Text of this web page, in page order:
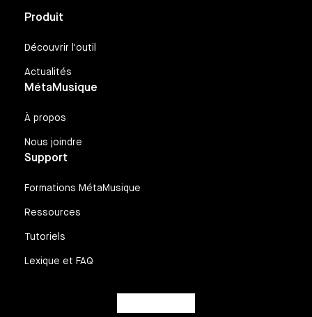
Produit
Découvrir l'outil
Actualités
MétaMusique
À propos
Nous joindre
Support
Formations MétaMusique
Ressources
Tutoriels
Lexique et FAQ